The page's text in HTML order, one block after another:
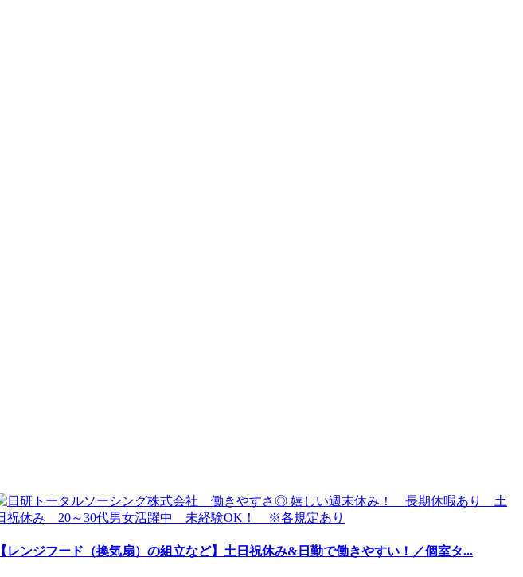
【レンジフード（換気扇）の組立など】土日祝休み&日勤で働きやすい！／個室タ...